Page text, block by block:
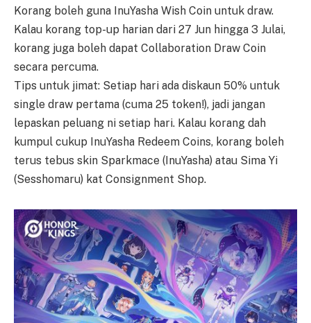
Korang boleh guna InuYasha Wish Coin untuk draw.
Kalau korang top-up harian dari 27 Jun hingga 3 Julai,
korang juga boleh dapat Collaboration Draw Coin
secara percuma.
​Tips untuk jimat: Setiap hari ada diskaun 50% untuk
single draw pertama (cuma 25 token!), jadi jangan
lepaskan peluang ni setiap hari. Kalau korang dah
kumpul cukup InuYasha Redeem Coins, korang boleh
terus tebus skin Sparkmace (InuYasha) atau Sima Yi
(Sesshomaru) kat Consignment Shop.